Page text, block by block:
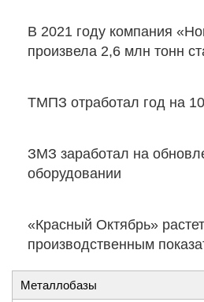
В 2021 году компания
произвела 2,6 млн тонн
ТМПЗ отработал год на
ЗМЗ заработал на
оборудовании
«Красный Октябрь»
производственным
Металлобазы